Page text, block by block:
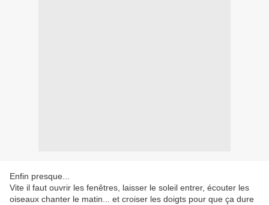
Enfin presque...
Vite il faut ouvrir les fenêtres, laisser le soleil entrer, écouter les
oiseaux chanter le matin... et croiser les doigts pour que ça dure